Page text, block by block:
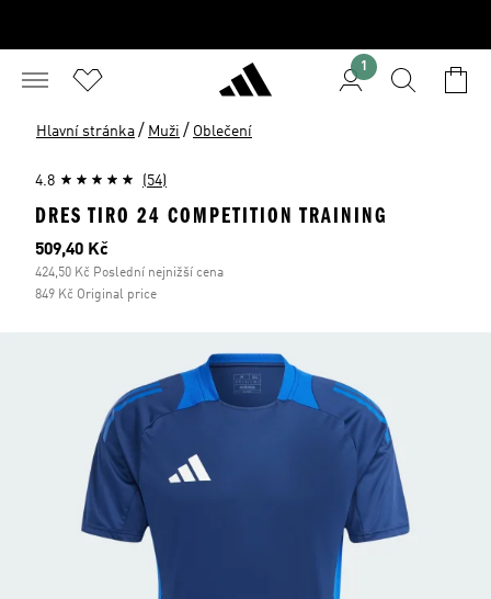
1
Hlavní stránka / Muži / Oblečení
4.8 (54)
DRES TIRO 24 COMPETITION TRAINING
Aktuální cena
509,40 Kč
424,50 Kč Poslední nejnižší cena
849 Kč Original price